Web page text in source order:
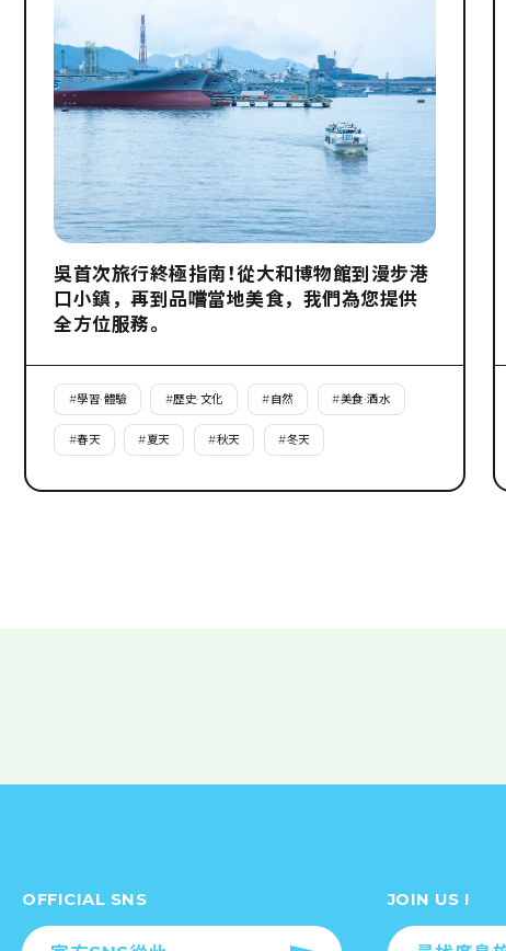
吳首次旅行終極指南！從大和博物館到漫步港
口小鎮，再到品嚐當地美食，我們為您提供
全方位服務。
#學習·體驗 #歷史·文化 #自然 #美食·酒水
#春天 #夏天 #秋天 #冬天
OFFICIAL SNS JOIN US !